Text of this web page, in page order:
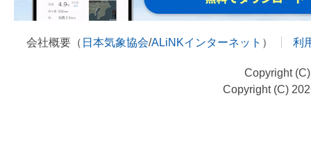
会社概要（ 日本気象協会/ALiNKインターネット ） 利
Copyright
Copyright (C)